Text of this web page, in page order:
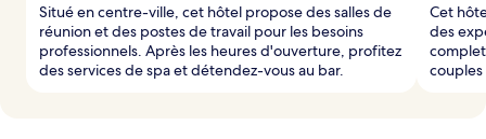
Situé en centre-ville, cet hôtel propose des salles de
réunion et des postes de travail pour les besoins
professionnels. Après les heures d'ouverture, profitez
des services de spa et détendez-vous au bar.
Cet
des